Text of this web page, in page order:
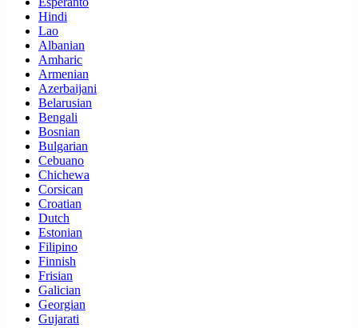
Hindi
Lao
Albanian
Amharic
Armenian
Azerbaijani
Belarusian
Bengali
Bosnian
Bulgarian
Cebuano
Chichewa
Corsican
Croatian
Dutch
Estonian
Filipino
Finnish
Frisian
Galician
Georgian
Gujarati